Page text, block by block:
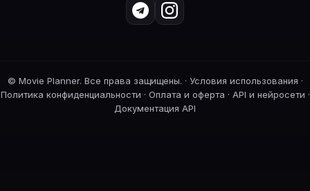
© Movie Planner. Все права защищены. · Условия использования ·
Политика конфиденциальности · Оплата и оферта · API и нейросети ·
Документация API